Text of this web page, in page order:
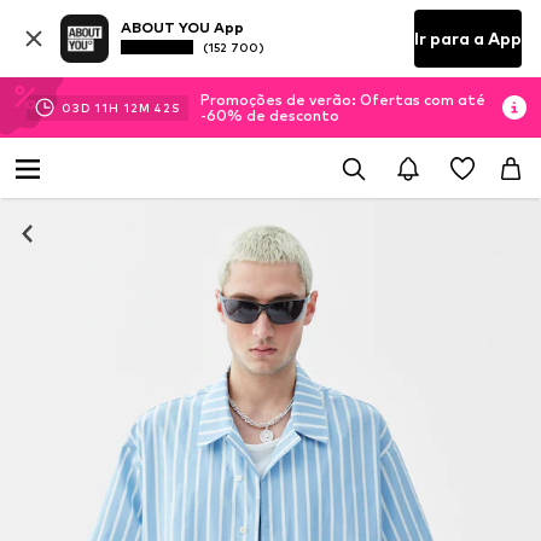
ABOUT YOU App
(152 700) Ir para a App
03D 11H 12M 42 S
Promoções de verão: Ofertas com até
-60% de desconto